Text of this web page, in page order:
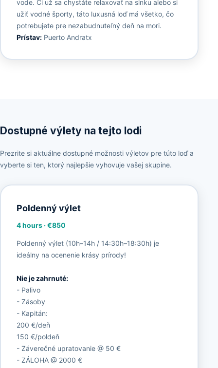
vode. Či už sa chystáte relaxovať na slnku alebo si
užiť vodné športy, táto luxusná loď má všetko, čo
potrebujete pre nezabudnuteľný deň na mori.
Prístav:Puerto Andratx
Dostupné výlety na tejto lodi
Prezrite si aktuálne dostupné možnosti výletov pre túto loď a
vyberte si ten, ktorý najlepšie vyhovuje vašej skupine.
Poldenný výlet
4 hours·€850
Poldenný výlet (10h–14h / 14:30h–18:30h) je
ideálny na ocenenie krásy prírody!
Nie je zahrnuté:
- Palivo
- Zásoby
- Kapitán:
200 €/deň
150 €/poldeň
- Záverečné upratovanie @ 50 €
- ZÁLOHA @ 2000 €